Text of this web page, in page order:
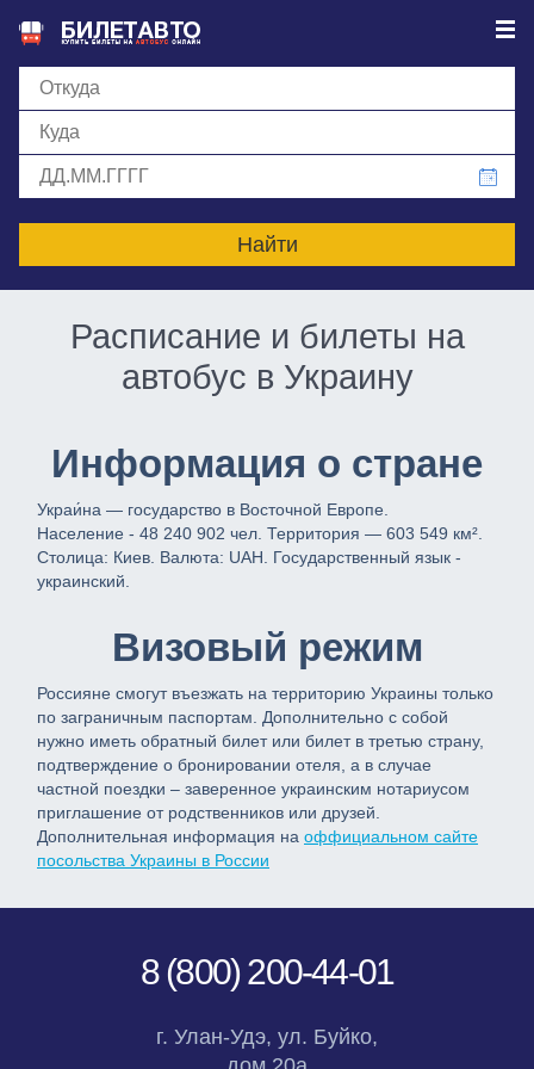
РАСПИСАНИЕ АВТОБУСОВ
ЗАРЕГИСТРИРОВАТЬСЯ
Расписание и билеты на
автобус в Украину
Информация о стране
Украи́на — государство в Восточной Европе.
Население - 48 240 902 чел. Территория — 603 549 км².
Столица: Киев. Валюта: UAH. Государственный язык -
украинский.
Визовый режим
Россияне смогут въезжать на территорию Украины только
по заграничным паспортам. Дополнительно с собой
нужно иметь обратный билет или билет в третью страну,
подтверждение о бронировании отеля, а в случае
частной поездки – заверенное украинским нотариусом
приглашение от родственников или друзей.
Дополнительная информация на оффициальном сайте
посольства Украины в России
8 (800) 200-44-01
г. Улан-Удэ, ул. Буйко,